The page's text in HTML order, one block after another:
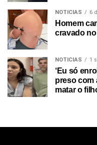
NOTICIAS 6
Homem
cravado
NOTICIAS 1
‘Eu só
preso com
matar o